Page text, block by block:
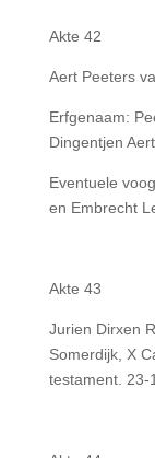
Akte 42
Aert Peeters
Erfgenaam:
Dingentjen
Eventuele
en Embrecht
Akte 43
Jurien Dirxen
Somerdijk, X
testament. 23-